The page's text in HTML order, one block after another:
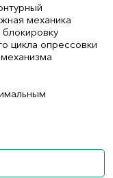
механика
цикла опрессовки